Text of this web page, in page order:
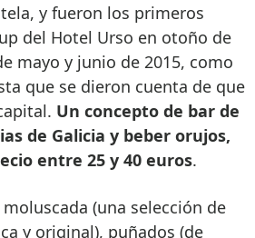
y fueron los primeros
del Hotel Urso en otoño de
mayo y junio de 2015, como
que se dieron cuenta de que
Un concepto de bar de
de Galicia y beber orujos,
entre 25 y 40 euros.
(una selección de
y original), puñados (de